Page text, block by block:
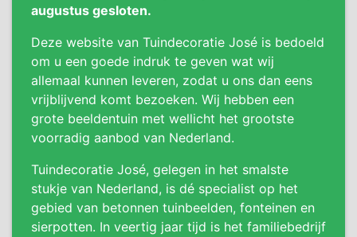
augustus gesloten.
Deze website van Tuindecoratie José is bedoeld
om u een goede indruk te geven wat wij
allemaal kunnen leveren, zodat u ons dan eens
vrijblijvend komt bezoeken. Wij hebben een
grote beeldentuin met wellicht het grootste
voorradig aanbod van Nederland.
Tuindecoratie José, gelegen in het smalste
stukje van Nederland, is dé specialist op het
gebied van betonnen tuinbeelden, fonteinen en
sierpotten. In veertig jaar tijd is het familiebedrijf